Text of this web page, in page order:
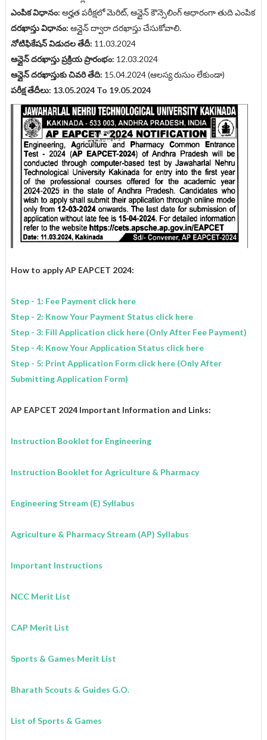
ఎంపిక విధానం: అర్హత పరీక్షలో మెరిట్, ఆన్లైన్ కౌన్సెలింగ్ ఆధారంగా తుది ఎంపిక
దరఖాస్తు విధానం: ఆన్లైన్ ద్వారా దరఖాస్తు చేసుకోవాలి.
నోటిఫికేషన్ విడుదల తేదీ: 11.03.2024
ఆన్లైన్ దరఖాస్తు ప్రక్రియ ప్రారంభం: 12.03.2024
ఆన్లైన్ దరఖాస్తుకు చివరి తేది: 15.04.2024 (ఆలస్య రుసుం లేకుండా)
పరీక్ష తేదీలు: 13.05.2024 To 19.05.2024
How to apply AP EAPCET 2024:
Step - 1: Fee Payment click here
Step - 2: Know Your Payment Status click here
Step - 3: Fill Application click here (Only After Fee Payment)
Step - 4: Know Your Application Status click here
Step - 5: Print Application Form click here (Only After
Submitting Application Form)
AP EAPCET 2024 Important Information and Links:
Instruction Booklet for Engineering
Instruction Booklet for Agriculture & Pharmacy
Engineering Stream (E) Syllabus
Agriculture & Pharmacy Stream (AP) Syllabus
Important Instructions
NCC Merit List
CAP Merit List
Sports & Games Merit List
Bharath Scouts & Guides G.O.
List of Sports & Games